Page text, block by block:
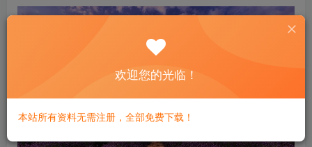
欢迎您的光临！
本站所有资料无需注册，全部免费下载！